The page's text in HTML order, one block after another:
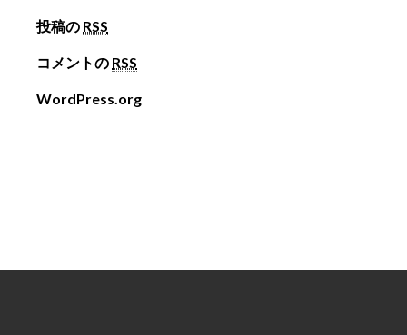
投稿の RSS
コメントの RSS
WordPress.org